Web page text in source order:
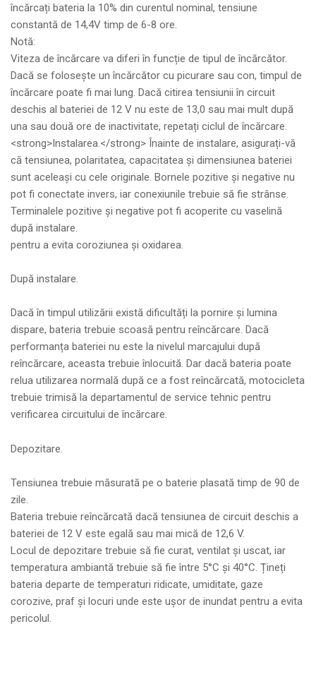
încărcați bateria la 10% din curentul nominal, tensiune
constantă de 14,4V timp de 6-8 ore.
Notă:
Viteza de încărcare va diferi în funcție de tipul de încărcător.
Dacă se folosește un încărcător cu picurare sau con, timpul de
încărcare poate fi mai lung. Dacă citirea tensiunii în circuit
deschis al bateriei de 12 V nu este de 13,0 sau mai mult după
una sau două ore de inactivitate, repetați ciclul de încărcare.
<strong>Instalarea.</strong> Înainte de instalare, asigurați-vă
că tensiunea, polaritatea, capacitatea și dimensiunea bateriei
sunt aceleași cu cele originale. Bornele pozitive și negative nu
pot fi conectate invers, iar conexiunile trebuie să fie strânse.
Terminalele pozitive și negative pot fi acoperite cu vaselină
după instalare.
pentru a evita coroziunea și oxidarea.
După instalare.
Dacă în timpul utilizării există dificultăți la pornire și lumina
dispare, bateria trebuie scoasă pentru reîncărcare. Dacă
performanța bateriei nu este la nivelul marcajului după
reîncărcare, aceasta trebuie înlocuită. Dar dacă bateria poate
relua utilizarea normală după ce a fost reîncărcată, motocicleta
trebuie trimisă la departamentul de service tehnic pentru
verificarea circuitului de încărcare.
Depozitare.
Tensiunea trebuie măsurată pe o baterie plasată timp de 90 de
zile.
Bateria trebuie reîncărcată dacă tensiunea de circuit deschis a
bateriei de 12 V este egală sau mai mică de 12,6 V.
Locul de depozitare trebuie să fie curat, ventilat și uscat, iar
temperatura ambiantă trebuie să fie între 5°C și 40°C. Țineți
bateria departe de temperaturi ridicate, umiditate, gaze
corozive, praf și locuri unde este ușor de inundat pentru a evita
pericolul.